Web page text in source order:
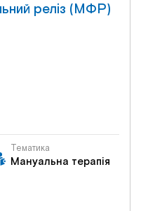
реліз (МФР)
Тематика
Мануальна терапія